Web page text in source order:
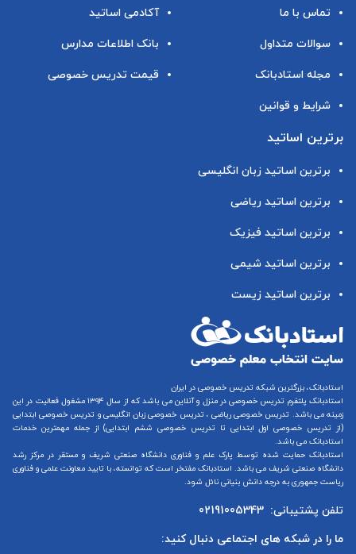
تماس با ما
سوالات متداول
مجله استادبانک
شرایط و قوانین
آکادمی اساتید
بانک اطلاعات مدارس
قیمت تدریس خصوصی
برترین اساتید
برترین اساتید زبان انگلیسی
برترین اساتید ریاضی
برترین اساتید فیزیک
برترین اساتید شیمی
برترین اساتید زیست
استادبانک، بزرگترین شبکه تدریس خصوصی در ایران
استادبانک پلتفرم تدریس خصوصی در منزل و آنلاین
می باشد که از سال ۱۳۹۴ مشغول فعالیت در این
زمینه می باشد. تدریس خصوصی ریاضی ، تدریس خصوصی زبان انگلیسیو تدریس خصوصی ابتدایی
(از تدریس خصوصی اول ابتدایی تا تدریس خصوصی ششم ابتدایی) از جمله مهمترین خدمات
استادبانک می باشد.
استادبانک حمایت شده توسط پارک علم و فناوری دانشگاه صنعتی شریف و مستقر در مرکز رشد
دانشگاه صنعتی شریف می باشد. استادبانک مفتخر است که توانسته، با تایید معاونت علمی و فناوری
ریاست جمهوری به درجه دانش بنیانی نائل شود.
تلفن پشتیبانی: 02191005343
ما را در شبکه های اجتماعی دنبال کنید: